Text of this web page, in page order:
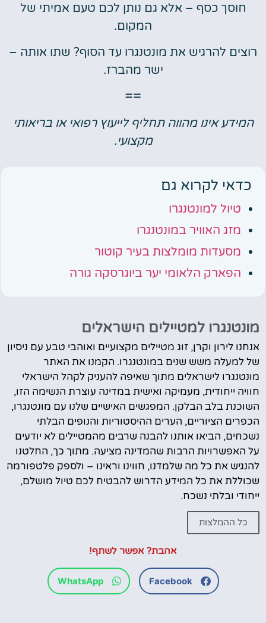
חוסך כסף – אלא גם נותן לכם טעם אמיתי של
המקום.
רוצים להרגיש את מונטנגרו עד הסוף? שתו אותה –
ישר מהברז.
==
המידע אינו מהווה תחליף לייעוץ רפואי או בריאותי
מקצועי.
כדאי לקרוא גם
טיול למונטנגרו
מזג האוויר במונטנגרו
מסעדות מומלצות בעיר קוטור
הפארק הלאומי יער ביוגרסקה גורה
מונטנגרו למטיילים הישראלים
אנחנו לירון וקרן, זוג מטיילים מקצועיים ואוהבי טבע עם ניסיון
של למעלה משש שנים במונטנגרו. הקמנו את האתר
מונטנגרו לישראלים מתוך שאיפה להעניק לקהל הישראלי
חוויה ייחודית, מעמיקה ואישית במדינה עוצרת הנשימה הזו,
השוכנת בלב הבלקן. המפגשים האישיים שלנו עם מונטנגרו,
הכפרים הציוריים, הערים ההיסטוריות והנופים הבלתי
נשכחים, הביאו אותנו להבנה שרבים מהמטיילים לא יודעים
על האפשרויות הרבות שהמדינה מציעה. מתוך כך, החלטנו
להנגיש את כל מה שלמדנו, חווינו וראינו – ולספק פלטפורמה
שכוללת את כל המידע הדרוש להבטיח לכם טיול מושלם,
ייחודי ובלתי נשכח.
כל ההמלצות
אהבת? אפשר לשתף!
Facebook
WhatsApp